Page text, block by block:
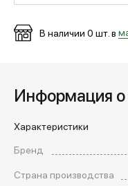
МЕДИА
ОПЛАТА И
Вход в личный
В наличии 0 шт. в
Информация о
Характеристики
Бренд
Страна производства